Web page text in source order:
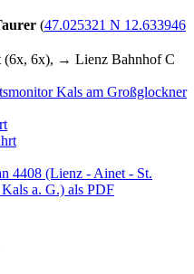
(47.025321 N 12.633946
(6x, 6x), → Lienz Bahnhof C
Kals am Großglockner
4408 (Lienz - Ainet - St.
a. G.) als PDF